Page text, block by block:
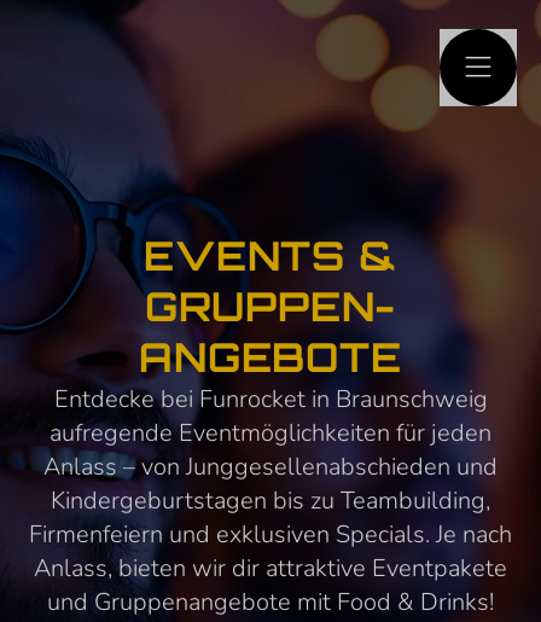
HAUPTINHALT
SPRINGEN
EVENTS &
GRUPPEN-
ANGEBOTE
Entdecke bei Funrocket in Braunschweig
aufregende Eventmöglichkeiten für jeden
Anlass – von Junggesellenabschieden und
Kindergeburtstagen bis zu Teambuilding,
Firmenfeiern und exklusiven Specials. Je nach
Anlass, bieten wir dir attraktive Eventpakete
und Gruppenangebote mit Food & Drinks!